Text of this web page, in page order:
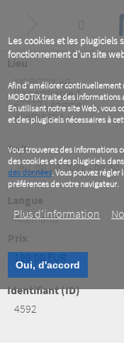
Les cookies et les plugiciels
fonctionnement d'un site
Afin d'améliorer continuellement
MOBOTIX traite des
En utilisant notre site Web, vous
et des plugiciels nécessaires à
Vous trouverez des informations
des cookies et des plugiciels
des données. Vous pouvez
préférences de votre navigateur.
Plus d‘information
Oui, d'accord
content
MOBOTIX AG
Kaiserstrasse 1
67722Langmeil
Allemagne
De/A
Jeu, 08.09.2022 - 08:30
Allemand
Identifiant (ID)
4592